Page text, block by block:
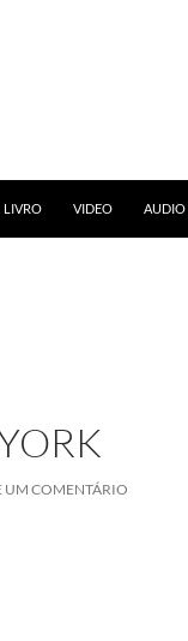
LIVRO VIDEO AUDIO
UM COMENTÁRIO